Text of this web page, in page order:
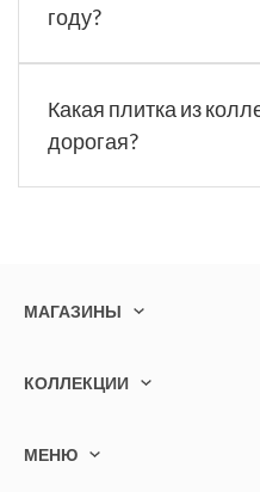
году?
Какая плитка из
дорогая?
МАГАЗИНЫ
КОЛЛЕКЦИИ
МЕНЮ